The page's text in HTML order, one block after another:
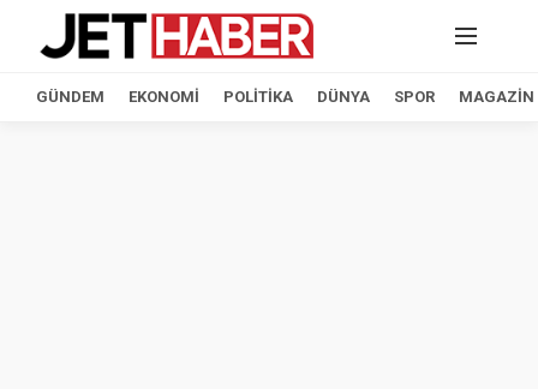
GÜNDEM EKONOMI POLITIKA DÜNYA SPOR MAGAZIN